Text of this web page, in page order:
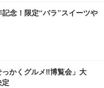
ンチェア (ホワイト)
ェア デスクチェア 肘なし メ
サポート付き 腰サポート ガ
回転 キャスター付き コンパク
FHD】GRAPHT THE S
24” Essential ゲーミン
ンチ 1ms FHD 量子ドット 残
トシーツ 超厚型 お徳用 レギ
限定】
念！限定“バラ”スイーツや
っかくグルメ‼︎博覧会」大